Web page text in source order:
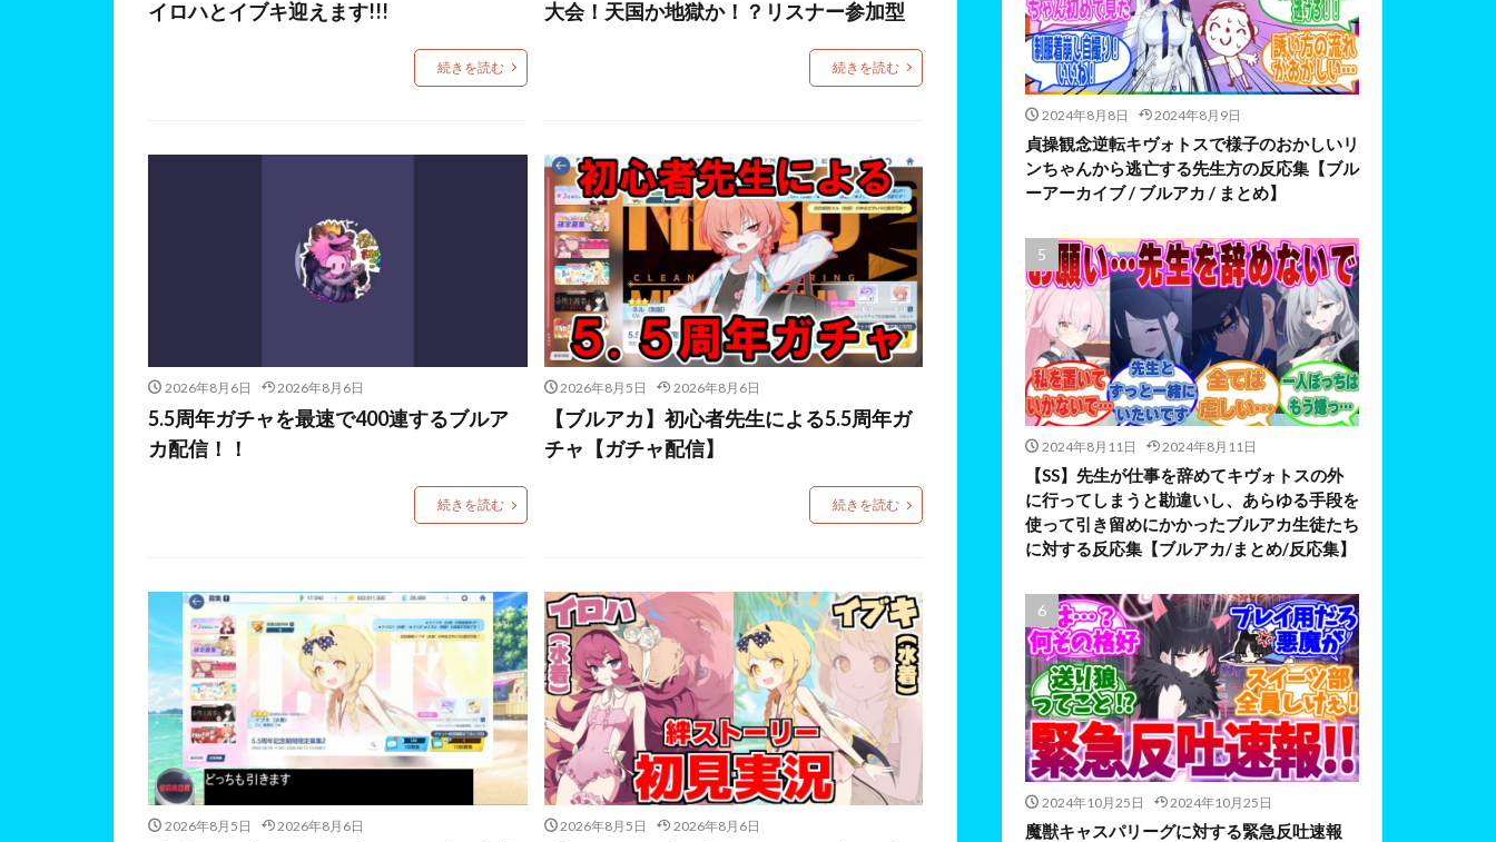
イロハとイブキ迎えます!!!
続きを読む
大会！天国か地獄か！？リスナー参加型
続きを読む
2026年8月6日 2026年8月6日
5.5周年ガチャを最速で400連するブルア
カ配信！！
続きを読む
2026年8月5日 2026年8月6日
【ブルアカ】初心者先生による5.5周年ガ
チャ【ガチャ配信】
続きを読む
2026年8月5日 2026年8月6日 2026年8月5日 2026年8月6日
2024年8月8日 2024年8月9日
貞操観念逆転キヴォトスで様子のおかしいリ
ンちゃんから逃亡する先生方の反応集【ブル
ーアーカイブ / ブルアカ / まとめ】
2024年8月11日 2024年8月11日
【SS】先生が仕事を辞めてキヴォトスの外
に行ってしまうと勘違いし、あらゆる手段を
使って引き留めにかかったブルアカ生徒たち
に対する反応集【ブルアカ/まとめ/反応集】
2024年10月25日 2024年10月25日
魔獣キャスパリーグに対する緊急反吐速報